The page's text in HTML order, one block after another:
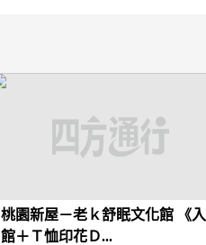
桃園新屋－老ｋ舒眠文化館 《入
館＋Ｔ恤印花Ｄ...